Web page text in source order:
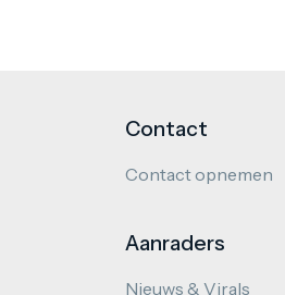
Contact
Contact opnemen
Aanraders
Nieuws & Virals